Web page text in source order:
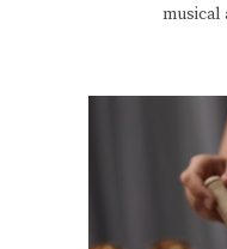
musical